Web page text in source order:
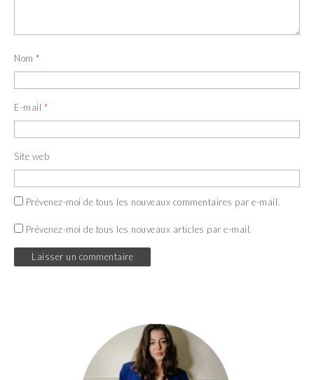
Nom *
E-mail *
Site web
Prévenez-moi de tous les nouveaux commentaires par e-mail.
Prévenez-moi de tous les nouveaux articles par e-mail.